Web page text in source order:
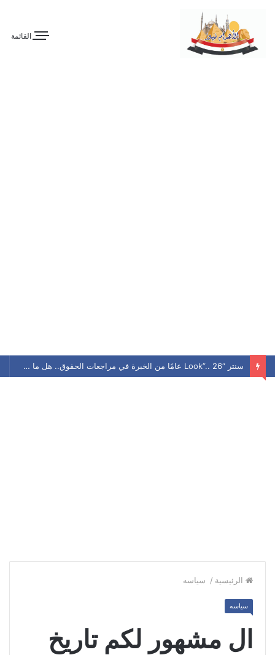
القائمة
سنتر “Look”.. 26 عامًا من الخبرة في مراجعات الحقوق.. هل ما زال يحافظ على مكانته بين الطلاب؟
الرئيسية / سياسه
سياسه
ال مشهور لكم تاريخ